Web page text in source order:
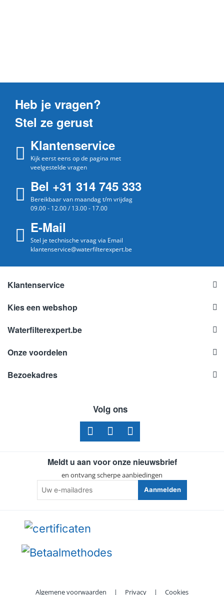
Heb je vragen?
Stel ze gerust
Klantenservice
Kijk eerst eens op de pagina met
veelgestelde vragen
Bel +31 314 745 333
Bereikbaar van maandag t/m vrijdag
09.00 - 12.00 / 13.00 - 17.00
E-Mail
Stel je technische vraag via Email
klantenservice@waterfilterexpert.be
Klantenservice
Kies een webshop
Waterfilterexpert.be
Onze voordelen
Bezoekadres
Volg ons
Meldt u aan voor onze nieuwsbrief
en ontvang scherpe aanbiedingen
e-
mailadres
Aanmelden
Algemene voorwaarden | Privacy | Cookies